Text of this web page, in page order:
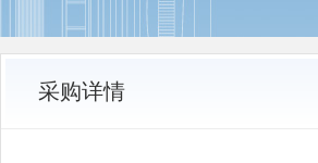
采购详情